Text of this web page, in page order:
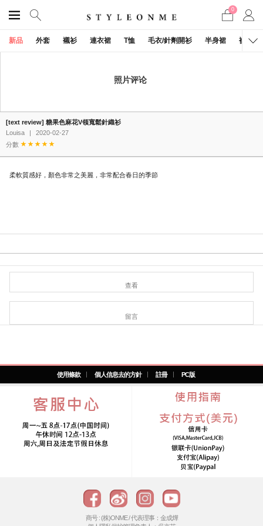
0
新品 外套 襯衫 連衣裙 T恤 毛衣/針劑開衫 半身裙 褲子
照片评论
[text review] 糖果色麻花V领寬鬆針織衫
Louisa
|
2020-02-27
分數
柔軟質感好，顏色非常之美麗，非常配合春日的季節
查看
留言
使用條款 個人信息去的方針 註冊 PC版
商号 : (株)ONME / 代表理事：金成燁